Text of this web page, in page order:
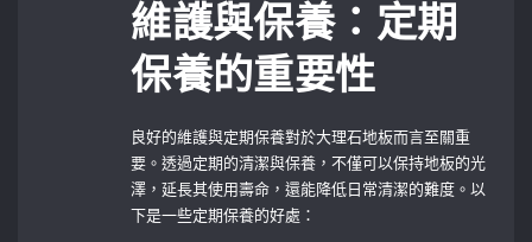
維護與保養：定期
保養的重要性
良好的維護與定期保養對於大理石地板而言至關重
要。透過定期的清潔與保養，不僅可以保持地板的光
澤，延長其使用壽命，還能降低日常清潔的難度。以
下是一些定期保養的好處：